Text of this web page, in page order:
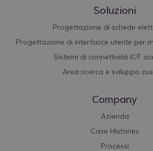
Soluzioni
Progettazione di schede
Progettazione di interfacce utente per
Sistemi di connettività IOT
Area ricerca e sviluppo
Company
Azienda
Case Histories
Processi